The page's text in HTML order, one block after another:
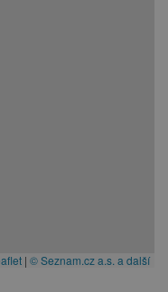
| © Seznam.cz a.s. a další